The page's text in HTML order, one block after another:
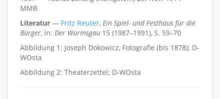
MMB
Literatur — Fritz Reuter, Ein Spiel- und Festhaus für die
Bürger, in: Der Wormsgau 15 (1987–1991), S. 59–70
Abbildung 1: Joseph Dokowicz, Fotografie (bis 1878); D-
WOsta
Abbildung 2: Theaterzettel; D-WOsta